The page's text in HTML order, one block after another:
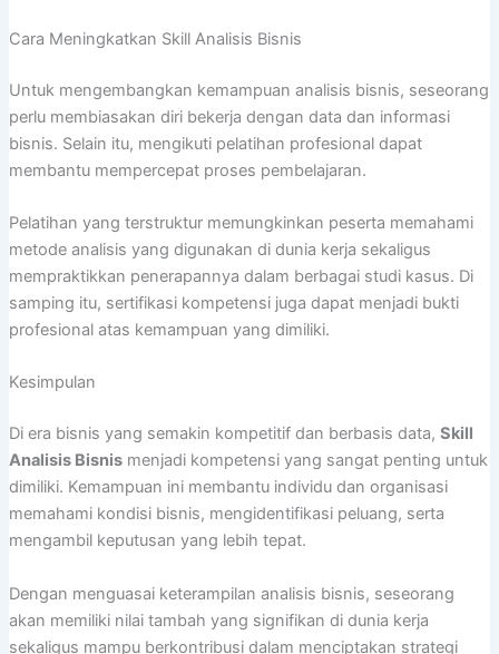
Cara Meningkatkan Skill Analisis Bisnis
Untuk mengembangkan kemampuan analisis bisnis, seseorang
perlu membiasakan diri bekerja dengan data dan informasi
bisnis. Selain itu, mengikuti pelatihan profesional dapat
membantu mempercepat proses pembelajaran.
Pelatihan yang terstruktur memungkinkan peserta memahami
metode analisis yang digunakan di dunia kerja sekaligus
mempraktikkan penerapannya dalam berbagai studi kasus. Di
samping itu, sertifikasi kompetensi juga dapat menjadi bukti
profesional atas kemampuan yang dimiliki.
Kesimpulan
Di era bisnis yang semakin kompetitif dan berbasis data, Skill
Analisis Bisnismenjadi kompetensi yang sangat penting untuk
dimiliki. Kemampuan ini membantu individu dan organisasi
memahami kondisi bisnis, mengidentifikasi peluang, serta
mengambil keputusan yang lebih tepat.
Dengan menguasai keterampilan analisis bisnis, seseorang
akan memiliki nilai tambah yang signifikan di dunia kerja
sekaligus mampu berkontribusi dalam menciptakan strategi